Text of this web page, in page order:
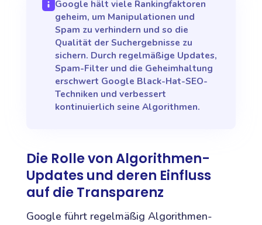
Google hält viele Rankingfaktoren
geheim, um Manipulationen und
Spam zu verhindern und so die
Qualität der Suchergebnisse zu
sichern. Durch regelmäßige Updates,
Spam-Filter und die Geheimhaltung
erschwert Google Black-Hat-SEO-
Techniken und verbessert
kontinuierlich seine Algorithmen.
Die Rolle von Algorithmen-
Updates und deren Einfluss
auf die Transparenz
Google führt regelmäßig Algorithmen-